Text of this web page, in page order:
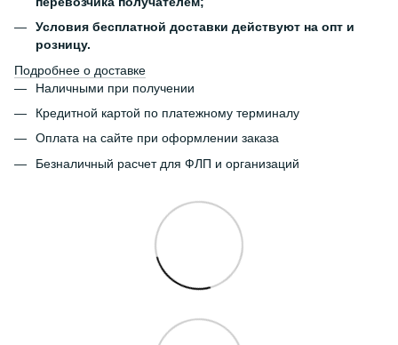
Условия бесплатной доставки действуют на опт и
розницу.
Подробнее о доставке
Наличными при получении
Кредитной картой по платежному терминалу
Оплата на сайте при оформлении заказа
Безналичный расчет для ФЛП и организаций